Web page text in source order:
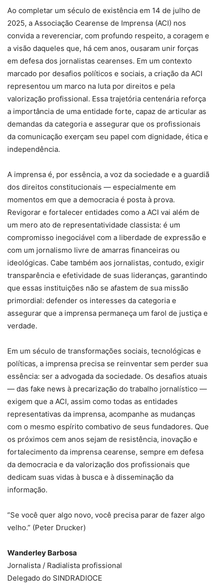
Ao completar um século de existência em 14 de julho de
2025, a Associação Cearense de Imprensa (ACI) nos
convida a reverenciar, com profundo respeito, a coragem e
a visão daqueles que, há cem anos, ousaram unir forças
em defesa dos jornalistas cearenses. Em um contexto
marcado por desafios políticos e sociais, a criação da ACI
representou um marco na luta por direitos e pela
valorização profissional. Essa trajetória centenária reforça
a importância de uma entidade forte, capaz de articular as
demandas da categoria e assegurar que os profissionais
da comunicação exerçam seu papel com dignidade, ética e
independência.
A imprensa é, por essência, a voz da sociedade e a guardiã
dos direitos constitucionais — especialmente em
momentos em que a democracia é posta à prova.
Revigorar e fortalecer entidades como a ACI vai além de
um mero ato de representatividade classista: é um
compromisso inegociável com a liberdade de expressão e
com um jornalismo livre de amarras financeiras ou
ideológicas. Cabe também aos jornalistas, contudo, exigir
transparência e efetividade de suas lideranças, garantindo
que essas instituições não se afastem de sua missão
primordial: defender os interesses da categoria e
assegurar que a imprensa permaneça um farol de justiça e
verdade.
Em um século de transformações sociais, tecnológicas e
políticas, a imprensa precisa se reinventar sem perder sua
essência: ser a advogada da sociedade. Os desafios atuais
— das fake news à precarização do trabalho jornalístico —
exigem que a ACI, assim como todas as entidades
representativas da imprensa, acompanhe as mudanças
com o mesmo espírito combativo de seus fundadores. Que
os próximos cem anos sejam de resistência, inovação e
fortalecimento da imprensa cearense, sempre em defesa
da democracia e da valorização dos profissionais que
dedicam suas vidas à busca e à disseminação da
informação.
“Se você quer algo novo, você precisa parar de fazer algo
velho.” (Peter Drucker)
Wanderley Barbosa
Jornalista / Radialista profissional
Delegado do SINDRADIOCE